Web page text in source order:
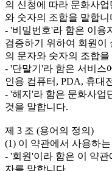
의 신청에 따라 문화사
와 숫자의 조합을 말합니
- '비밀번호'라 함은 이용
검증하기 위하여 회원이
의 문자와 숫자의 조합을
- '단말기'라 함은 서비스
인용 컴퓨터, PDA, 휴대
- '해지'라 함은 문화사업
것을 말합니다.
제 3 조 (용어의 정의)
(1) 이 약관에서 사용하
- '회원'이라 함은 이 약
자를 말합니다.